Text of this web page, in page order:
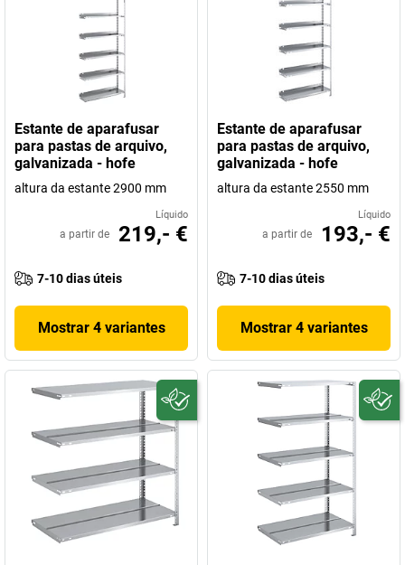
Estante de aparafusar
para pastas de arquivo,
galvanizada - hofe
altura da estante 2900 mm
Líquido
a partir de 219,- €
7-10 dias úteis
Mostrar 4 variantes
Estante de aparafusar
para pastas de arquivo,
galvanizada - hofe
altura da estante 2550 mm
Líquido
a partir de 193,- €
7-10 dias úteis
Mostrar 4 variantes